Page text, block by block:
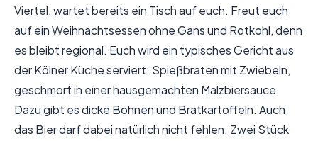
Viertel, wartet bereits ein Tisch auf euch. Freut euch
auf ein Weihnachtsessen ohne Gans und Rotkohl, denn
es bleibt regional. Euch wird ein typisches Gericht aus
der Kölner Küche serviert: Spießbraten mit Zwiebeln,
geschmort in einer hausgemachten Malzbiersauce.
Dazu gibt es dicke Bohnen und Bratkartoffeln. Auch
das Bier darf dabei natürlich nicht fehlen. Zwei Stück